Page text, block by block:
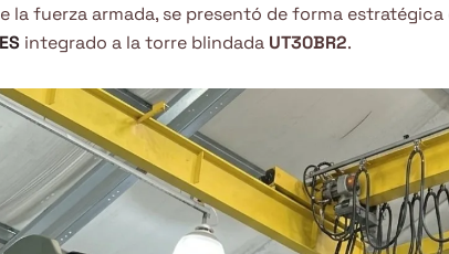
la fuerza armada, se presentó de forma
integrado a la torre blindada UT30BR2.